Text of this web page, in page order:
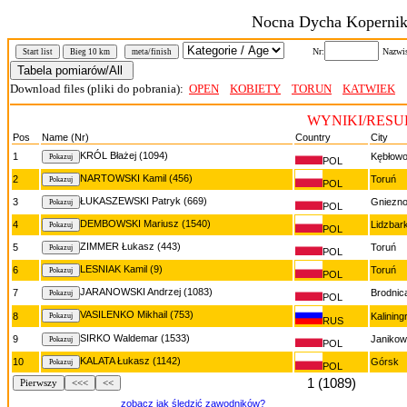
Nocna Dycha
Start list Bieg 10 km meta/finish Nr:
Download files (pliki do pobrania): OPEN KOBIETY TORUN KATWIEK
WYNIKI/
Pos Name (Nr) Country
City
1
KRÓL Błażej (1094) POL Kębłowo
2 NARTOWSKI Kamil (456) POL Toruń
3 ŁUKASZEWSKI Patryk (669) POL Gniezno
4 DEMBOWSKI Mariusz (1540) POL
5 ZIMMER Łukasz (443) POL Toruń
6 LESNIAK Kamil (9) POL Toruń
7 JARANOWSKI Andrzej (1083) POL
8 VASILENKO Mikhail (753)
RUS
9 SIRKO Waldemar (1533) POL
10 KALATA Łukasz (1142) POL Górsk
Pierwszy <<< << 1 (1089)
zobacz jak śledzić zawodników?